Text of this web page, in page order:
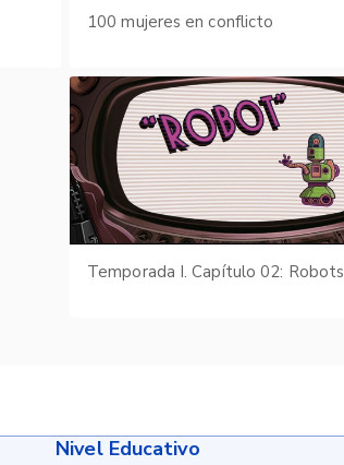
100 mujeres en conflicto
Temporada I. Capítulo 02: Robots
Nivel Educativo